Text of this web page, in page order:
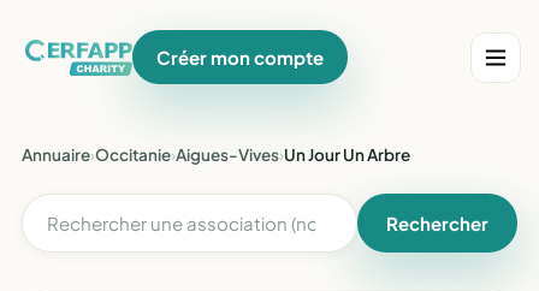
Créer mon compte
Annuaire›Occitanie›Aigues-Vives›Un Jour Un Arbre
Rechercher